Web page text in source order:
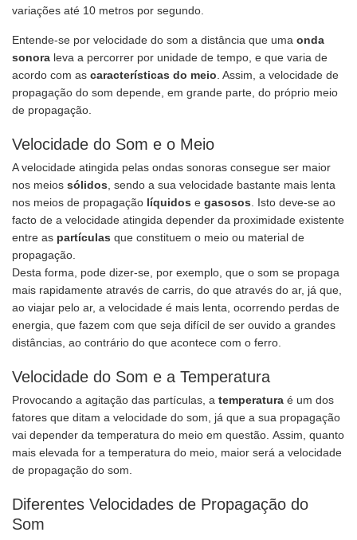
variações até 10 metros por segundo.
Entende-se por velocidade do som a distância que uma onda
sonora leva a percorrer por unidade de tempo, e que varia de
acordo com as características do meio . Assim, a velocidade de
propagação do som depende, em grande parte, do próprio meio
de propagação.
Velocidade do Som e o Meio
A velocidade atingida pelas ondas sonoras consegue ser maior
nos meios sólidos , sendo a sua velocidade bastante mais lenta
nos meios de propagação líquidos e gasosos . Isto deve-se ao
facto de a velocidade atingida depender da proximidade existente
entre as partículas que constituem o meio ou material de
propagação.
Desta forma, pode dizer-se, por exemplo, que o som se propaga
mais rapidamente através de carris, do que através do ar, já que,
ao viajar pelo ar, a velocidade é mais lenta, ocorrendo perdas de
energia, que fazem com que seja difícil de ser ouvido a grandes
distâncias, ao contrário do que acontece com o ferro.
Velocidade do Som e a Temperatura
Provocando a agitação das partículas, a temperatura é um dos
fatores que ditam a velocidade do som, já que a sua propagação
vai depender da temperatura do meio em questão. Assim, quanto
mais elevada for a temperatura do meio, maior será a velocidade
de propagação do som.
Diferentes Velocidades de Propagação do
Som